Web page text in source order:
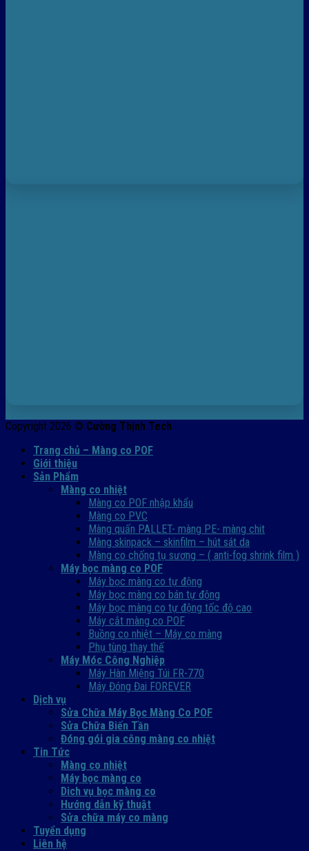
Copyright 2026 © Cường Thịnh Tech
Trang chủ – Màng co POF
Giới thiệu
Sản Phẩm
Màng co nhiệt
Màng co POF nhập khẩu
Màng co PVC
Màng quấn PALLET- màng PE- màng chit
Màng skinpack – skinfilm – hút sát da
Màng co chống tụ sương – ( anti-fog shrink film )
Máy bọc màng co POF
Máy bọc màng co tự động
Máy bọc màng co bán tự động
Máy bọc màng co tự động tốc độ cao
Máy cắt màng co POF
Buồng co nhiệt – Máy co màng
Phụ tùng thay thế
Máy Móc Công Nghiệp
Máy Hàn Miệng Túi FR-770
Máy Đóng Đai FOREVER
Dịch vụ
Sửa Chữa Máy Bọc Màng Co POF
Sửa Chữa Biến Tần
Đóng gói gia công màng co nhiệt
Tin Tức
Màng co nhiệt
Máy bọc màng co
Dich vụ bọc màng co
Hướng dẫn kỹ thuật
Sửa chữa máy co màng
Tuyển dụng
Liên hệ